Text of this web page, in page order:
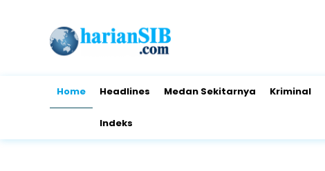
Home Headlines Medan Sekitarnya Kriminal
Indeks